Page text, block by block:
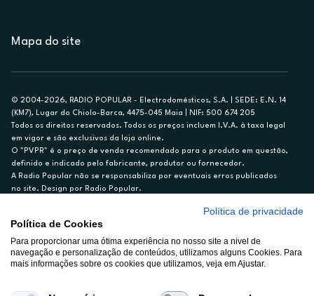
Mapa do site
© 2004-2026, RADIO POPULAR - Electrodomésticos, S.A. | SEDE: E.N. 14
(KM7), Lugar do Chiolo-Barca, 4475-045 Maia | NIF: 500 674 205
Todos os direitos reservados. Todos os preços incluem I.V.A. à taxa legal
em vigor e são exclusivos da loja online.
O "PVPR" é o preço de venda recomendado para o produto em questão,
definido e indicado pelo fabricante, produtor ou fornecedor.
A Radio Popular não se responsabiliza por eventuais erros publicados
no site. Design por Radio Popular.
Ex. para limite de crédito de €1.500, reembolsado em 12 meses, TAN
14,79%.
Crédito sujeito a aprovação pelo Cetelem, marca BNP Paribas Personal
Finance, S.A., Sucursal em Portugal. Informe-se no 21 721 90 00 (dias
A Rádio Popular – Eletrodomésticos S.A. (Registo BdP848) atua como
Política de privacidade
Política de Cookies
Para proporcionar uma ótima experiência no nosso site a nivel de
navegação e personalização de conteúdos, utilizamos alguns Cookies. Para
mais informações sobre os cookies que utilizamos, veja em Ajustar.